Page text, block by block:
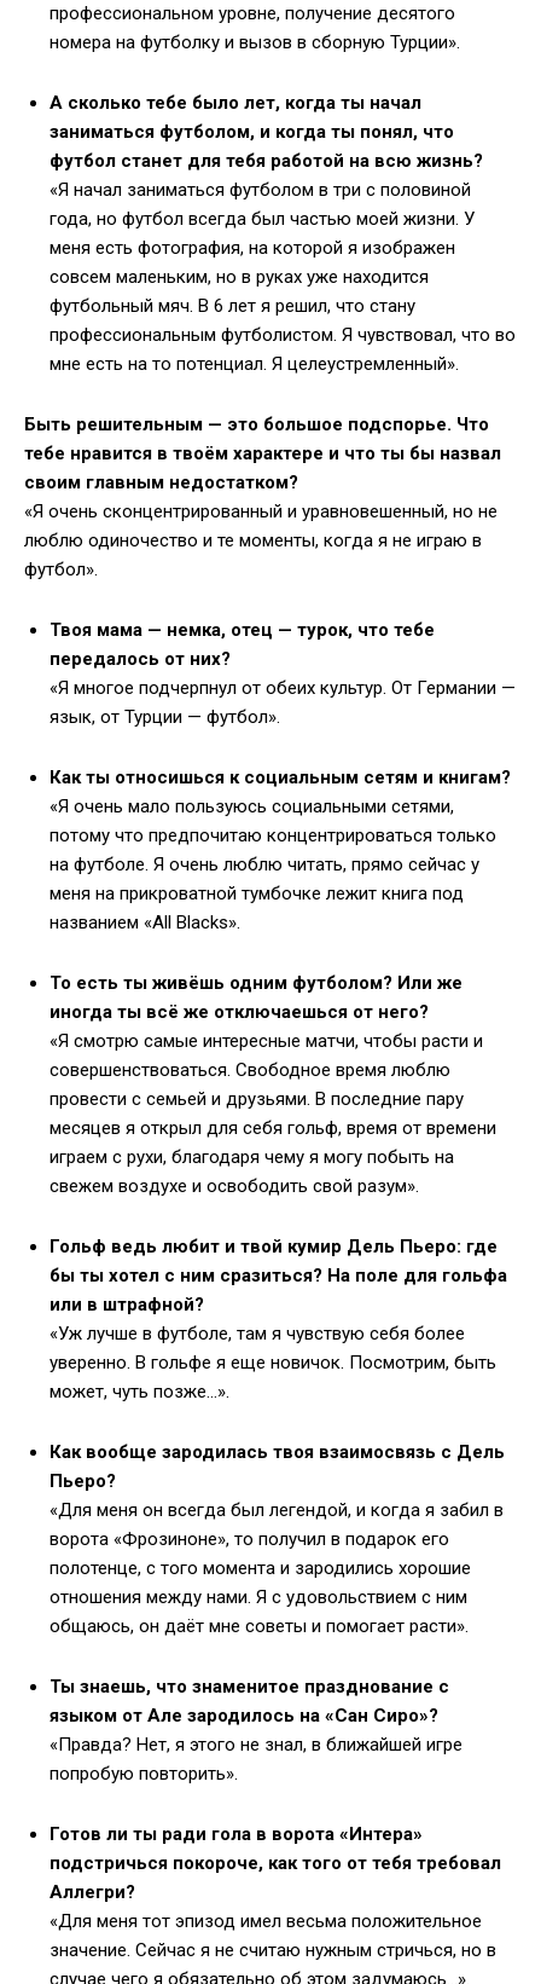
профессиональном уровне, получение десятого
номера на футболку и вызов в сборную Турции».
А сколько тебе было лет, когда ты начал
заниматься футболом, и когда ты понял, что
футбол станет для тебя работой на всю жизнь?
«Я начал заниматься футболом в три с половиной
года, но футбол всегда был частью моей жизни. У
меня есть фотография, на которой я изображен
совсем маленьким, но в руках уже находится
футбольный мяч. В 6 лет я решил, что стану
профессиональным футболистом. Я чувствовал, что во
мне есть на то потенциал. Я целеустремленный».
Быть решительным — это большое подспорье. Что
тебе нравится в твоём характере и что ты бы назвал
своим главным недостатком?
«Я очень сконцентрированный и уравновешенный, но не
люблю одиночество и те моменты, когда я не играю в
футбол».
Твоя мама — немка, отец — турок, что тебе
передалось от них?
«Я многое подчерпнул от обеих культур. От Германии —
язык, от Турции — футбол».
Как ты относишься к социальным сетям и книгам?
«Я очень мало пользуюсь социальными сетями,
потому что предпочитаю концентрироваться только
на футболе. Я очень люблю читать, прямо сейчас у
меня на прикроватной тумбочке лежит книга под
названием «All Blacks».
То есть ты живёшь одним футболом? Или же
иногда ты всё же отключаешься от него?
«Я смотрю самые интересные матчи, чтобы расти и
совершенствоваться. Свободное время люблю
провести с семьей и друзьями. В последние пару
месяцев я открыл для себя гольф, время от времени
играем с рухи, благодаря чему я могу побыть на
свежем воздухе и освободить свой разум».
Гольф ведь любит и твой кумир Дель Пьеро: где
бы ты хотел с ним сразиться? На поле для гольфа
или в штрафной?
«Уж лучше в футболе, там я чувствую себя более
уверенно. В гольфе я еще новичок. Посмотрим, быть
может, чуть позже…».
Как вообще зародилась твоя взаимосвязь с Дель
Пьеро?
«Для меня он всегда был легендой, и когда я забил в
ворота «Фрозиноне», то получил в подарок его
полотенце, с того момента и зародились хорошие
отношения между нами. Я с удовольствием с ним
общаюсь, он даёт мне советы и помогает расти».
Ты знаешь, что знаменитое празднование с
языком от Але зародилось на «Сан Сиро»?
«Правда? Нет, я этого не знал, в ближайшей игре
попробую повторить».
Готов ли ты ради гола в ворота «Интера»
подстричься покороче, как того от тебя требовал
Аллегри?
«Для меня тот эпизод имел весьма положительное
значение. Сейчас я не считаю нужным стричься, но в
случае чего я обязательно об этом задумаюсь…».